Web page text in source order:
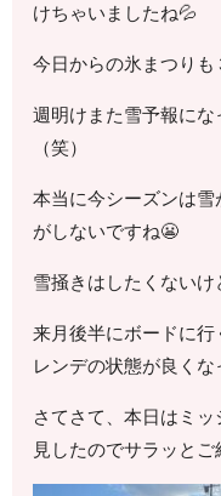
けちゃいましたね💦
今日からの氷まつり
週明けまた雪予報にな
（笑）
本当に今シーズンは
がしないですね😬
雪掻きはしたくないけ
来月後半にボードに
レンデの状態が良くな
さてさて、本日はミ
見したのでサラッと